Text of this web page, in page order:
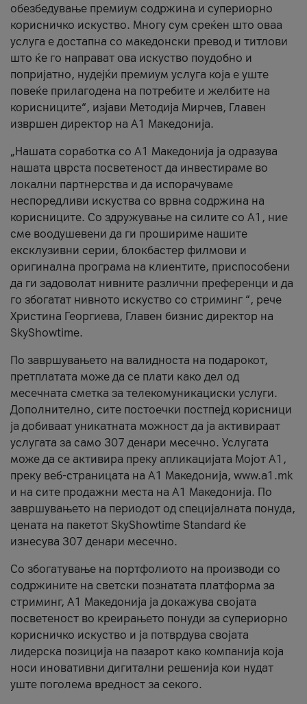
обезбедување премиум содржина и супериорно
корисничко искуство. Многу сум среќен што оваа
услуга е достапна со македонски превод и титлови
што ќе го направат ова искуство поудобно и
попријатно, нудејќи премиум услуга која е уште
повеќе прилагодена на потребите и желбите на
корисниците“, изјави Методија Мирчев, Главен
извршен директор на А1 Македонија.
„Нашата соработка со А1 Македонија ја одразува
нашата цврста посветеност да инвестираме во
локални партнерства и да испорачуваме
неспоредливи искуства со врвна содржина на
корисниците. Со здружување на силите со А1, ние
сме воодушевени да ги прошириме нашите
ексклузивни серии, блокбастер филмови и
оригинална програма на клиентите, приспособени
да ги задоволат нивните различни преференци и да
го збогатат нивното искуство со стриминг “, рече
Христина Георгиева, Главен бизнис директор на
SkyShowtime.
По завршувањето на валидноста на подарокот,
претплатата може да се плати како дел од
месечната сметка за телекомуникациски услуги.
Дополнително, сите постоечки постпејд корисници
ја добиваат уникатната можност да ја активираат
услугата за само 307 денари месечно. Услугата
може да се активира преку апликацијата Мојот A1,
преку веб-страницата на А1 Македонија, www.a1.mk
и на сите продажни места на А1 Македонија. По
завршувањето на периодот од специјалната понуда,
цената на пакетот SkyShowtime Standard ќе
изнесува 307 денари месечно.
Со збогатување на портфолиото на производи со
содржините на светски познатата платформа за
стриминг, А1 Македонија ја докажува својата
посветеност во креирањето понуди за супериорно
корисничко искуство и ја потврдува својата
лидерска позиција на пазарот како компанија која
носи иновативни дигитални решенија кои нудат
уште поголема вредност за секого.